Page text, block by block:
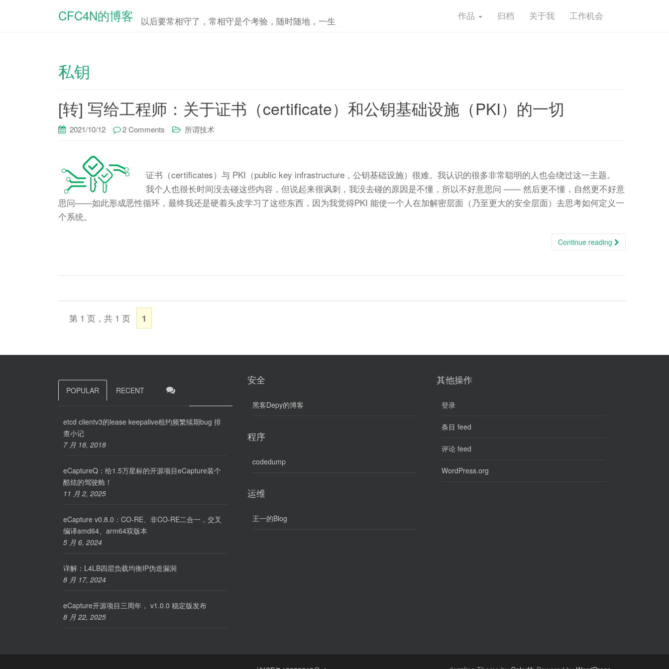
CFC4N的博客 以后要常相守了，常相守是个考验，随时随地，一生 作品 归档 关于我 工作机会
私钥
[转] 写给工程师：关于证书（certificate）和公钥基础设施（PKI）的一切
2021/10/12 2 Comments 所谓技术
证书（certificates）与 PKI（public key infrastructure，公钥基础设施）很难。我认识的很多非常聪明的人也会绕过这一主题。
我个人也很长时间没去碰这些内容，但说起来很讽刺，我没去碰的原因是不懂，所以不好意思问 —— 然后更不懂，自然更不好意
思问——如此形成恶性循环，最终我还是硬着头皮学习了这些东西，因为我觉得PKI 能使一个人在加解密层面（乃至更大的安全层面）去思考如何定义一
个系统。
Continue reading
第 1 页，共 1 页 1
POPULAR RECENT
etcd clientv3的lease keepalive租约频繁续期bug 排
查小记
7 月 18, 2018
eCaptureQ：给1.5万星标的开源项目eCapture装个
酷炫的驾驶舱！
11 月 2, 2025
eCapture v0.8.0：CO-RE、非CO-RE二合一，交叉
编译amd64、arm64双版本
5 月 6, 2024
详解：L4LB四层负载均衡IP伪造漏洞
8 月 17, 2024
eCapture开源项目三周年， v1.0.0 稳定版发布
8 月 22, 2025
安全
黑客Depy的博客
程序
codedump
运维
王一的Blog
其他操作
登录
条目 feed
评论 feed
WordPress.org